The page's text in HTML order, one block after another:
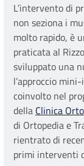
L’intervento di
non seziona i
molto rapido, è
praticata al
sviluppato una
l’approccio
coinvolto nel
della Clinica
di Ortopedia e
rientrato di
primi interventi